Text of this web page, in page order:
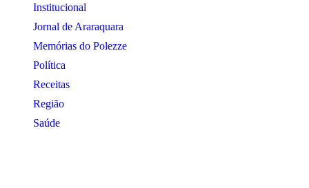
Institucional
Jornal de Araraquara
Memórias do Polezze
Política
Receitas
Região
Saúde